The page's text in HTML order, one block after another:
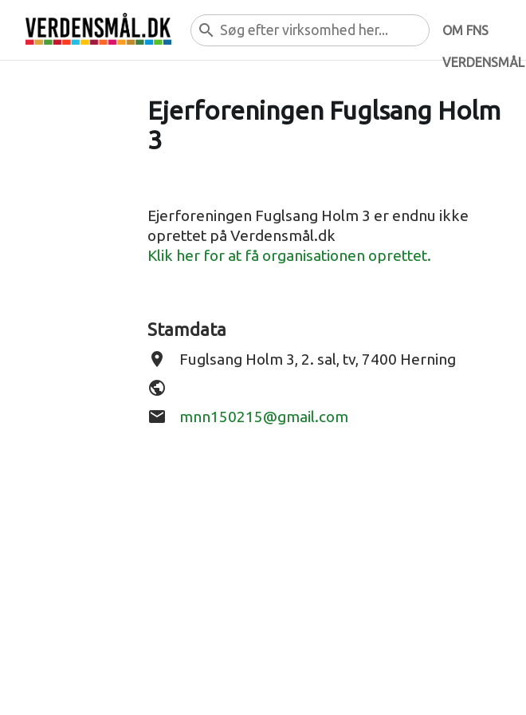
search OM FNS
VERDENSMÅL
Ejerforeningen Fuglsang Holm
3
Ejerforeningen Fuglsang Holm 3 er endnu ikke
oprettet på Verdensmål.dk
Klik her for at få organisationen oprettet.
Stamdata
place Fuglsang Holm 3, 2. sal, tv, 7400 Herning
public
email
mnn150215@gmail.com